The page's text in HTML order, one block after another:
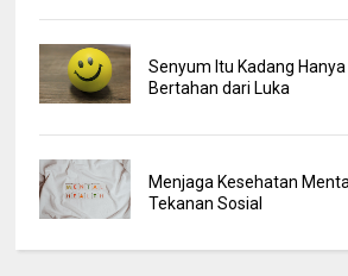
Senyum Itu Kadang
Bertahan dari Luka
Menjaga Kesehatan
Tekanan Sosial